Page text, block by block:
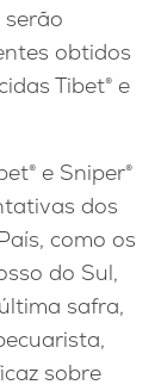
obtidos
Tibet® e
e Sniper®
dos
como os
do Sul,
safra,
sobre